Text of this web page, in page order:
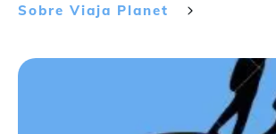
Sobre Viaja Planet